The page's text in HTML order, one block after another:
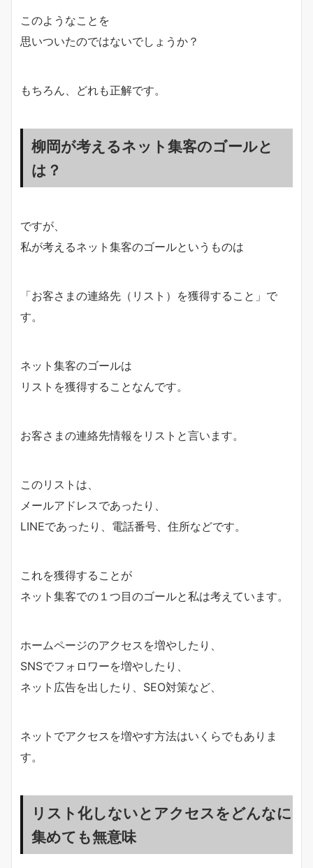
このようなことを
思いついたのではないでしょうか？
もちろん、どれも正解です。
柳岡が考えるネット集客のゴールと
は？
ですが、
私が考えるネット集客のゴールというものは
「お客さまの連絡先（リスト）を獲得すること」で
す。
ネット集客のゴールは
リストを獲得することなんです。
お客さまの連絡先情報をリストと言います。
このリストは、
メールアドレスであったり、
LINEであったり、電話番号、住所などです。
これを獲得することが
ネット集客での１つ目のゴールと私は考えています。
ホームページのアクセスを増やしたり、
SNSでフォロワーを増やしたり、
ネット広告を出したり、SEO対策など、
ネットでアクセスを増やす方法はいくらでもありま
す。
リスト化しないとアクセスをどんなに
集めても無意味